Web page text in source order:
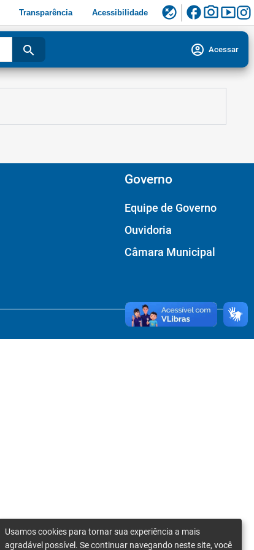
Transparência Acessibilidade flaky facebookphoto_camerasmart_display
search account_circle Acessar
Governo
Equipe de Governo
Ouvidoria
Câmara Municipal
Usamos cookies para tornar sua experiência a mais
agradável possível. Se continuar navegando neste site, você